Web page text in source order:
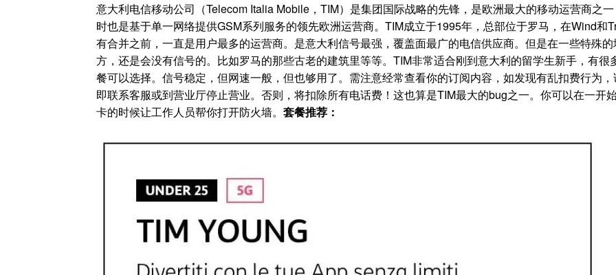
意大利电信移动公司（Telecom Italia Mobile，TIM）是集团国际战略的先锋，是欧洲最大的移动运营商之
时也是基于单一网络提供GSM系列服务的领先欧洲运营商。TIM成立于1995年，总部位于罗马，在Wind和
有合并之前，一直是用户最多的运营商。是意大利信号最强，覆盖面最广的电信供应商。但是在一些特殊
方，还是会没有信号的。比如罗马的那些古老的建筑里等等。TIM非常适合刚到意大利的留学生新手，有很
餐可以选择。信号稳定，但网速一般，但也够用了。需注意经常查看你的订阅内容，如发现有乱扣费行为
即联系客服或到营业厅停止营业。否则，将扣除所有电话费！这也算是TIM最大的bug之一。你可以在一开
卡的时候让工作人员帮你打开防火墙。套餐推荐：